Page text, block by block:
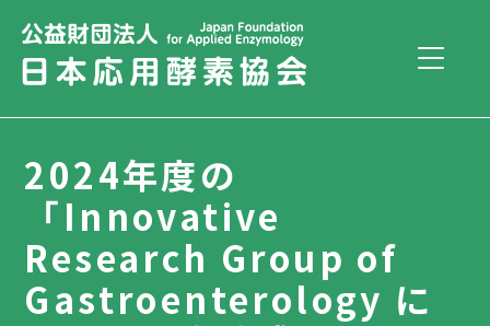
2024年度の
「Innovative
Research Group of
Gastroenterology に